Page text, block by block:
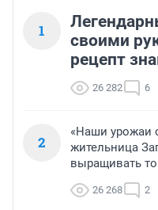
1
своими
рецепт
26 282 6
2
«Наши урожаи
жительница
выращивать
26 268 2